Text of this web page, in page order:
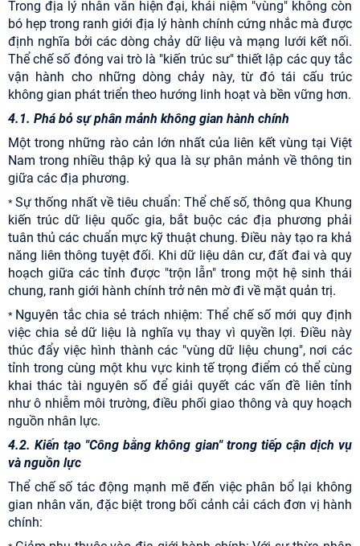
Trong địa lý nhân văn hiện đại, khái niệm "vùng" không còn
bó hẹp trong ranh giới địa lý hành chính cứng nhắc mà được
định nghĩa bởi các dòng chảy dữ liệu và mạng lưới kết nối.
Thể chế số đóng vai trò là "kiến trúc sư" thiết lập các quy tắc
vận hành cho những dòng chảy này, từ đó tái cấu trúc
không gian phát triển theo hướng linh hoạt và bền vững hơn.
4.1. Phá bỏ sự phân mảnh không gian hành chính
Một trong những rào cản lớn nhất của liên kết vùng tại Việt
Nam trong nhiều thập kỷ qua là sự phân mảnh về thông tin
giữa các địa phương.
* Sự thống nhất về tiêu chuẩn: Thể chế số, thông qua Khung
kiến trúc dữ liệu quốc gia, bắt buộc các địa phương phải
tuân thủ các chuẩn mực kỹ thuật chung. Điều này tạo ra khả
năng liên thông tuyệt đối. Khi dữ liệu dân cư, đất đai và quy
hoạch giữa các tỉnh được "trộn lẫn" trong một hệ sinh thái
chung, ranh giới hành chính trở nên mờ đi về mặt quản trị.
* Nguyên tắc chia sẻ trách nhiệm: Thể chế số mới quy định
việc chia sẻ dữ liệu là nghĩa vụ thay vì quyền lợi. Điều này
thúc đẩy việc hình thành các "vùng dữ liệu chung", nơi các
tỉnh trong cùng một khu vực kinh tế trọng điểm có thể cùng
khai thác tài nguyên số để giải quyết các vấn đề liên tỉnh
như ô nhiễm môi trường, điều phối giao thông và quy hoạch
nguồn nhân lực.
4.2. Kiến tạo "Công bằng không gian" trong tiếp cận dịch vụ
và nguồn lực
Thể chế số tác động mạnh mẽ đến việc phân bổ lại không
gian nhân văn, đặc biệt trong bối cảnh cải cách đơn vị hành
chính: